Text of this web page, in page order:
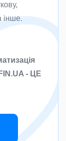
інше.
- ЦЕ